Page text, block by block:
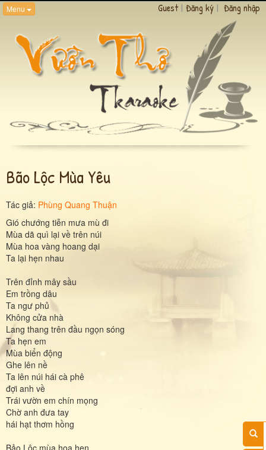
Menu Guest | Đăng ký | Đăng nhập
Bão Lộc Mùa Yêu
Tác giả: Phùng Quang Thuận
Gió chướng tiễn mưa mù đi
Mùa dã quì lại về trên núi
Mùa hoa vàng hoang dại
Ta lại hẹn nhau
Trên đỉnh mây sầu
Em trồng dâu
Ta ngư phủ
Không cửa nhà
Lang thang trên đầu ngọn sóng
Ta hẹn em
Mùa biển động
Ghe lên nề
Ta lên núi hái cà phê
đợi anh về
Trái vườn em chín mọng
Chờ anh đưa tay
hái hạt thơm hồng
Bảo Lộc mùa hoa hẹn